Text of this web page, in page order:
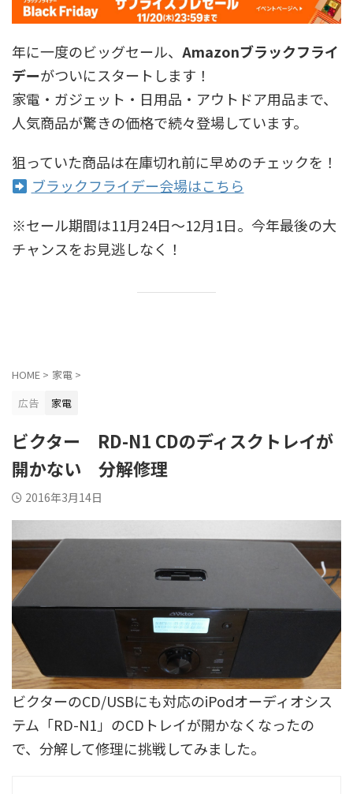
年に一度のビッグセール、 Amazonブラックフライ
デーがついにスタートします！
家電・ガジェット・日用品・アウトドア用品まで、
人気商品が驚きの価格で続々登場しています。
狙っていた商品は在庫切れ前に早めのチェックを！
ブラックフライデー会場はこちら
※セール期間は11月24日〜12月1日。今年最後の大
チャンスをお見逃しなく！
HOME > 家電 >
広告
家電
ビクター RD-N1 CDのディスクトレイが
開かない 分解修理
2016年3月14日
ビクターのCD/USBにも対応のiPodオーディオシス
テム「RD-N1」のCDトレイが開かなくなったの
で、分解して修理に挑戦してみました。